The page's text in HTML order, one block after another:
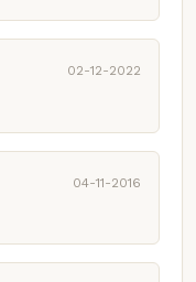
02-12-2022
04-11-2016